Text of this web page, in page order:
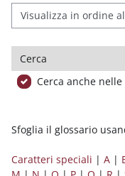
Sfoglia il glossario
Cerca
Cerca anche
Sfoglia il glossario
Caratteri speciali | A |